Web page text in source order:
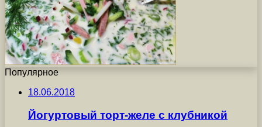
Популярное
18.06.2018
Йогуртовый торт-желе с клубникой